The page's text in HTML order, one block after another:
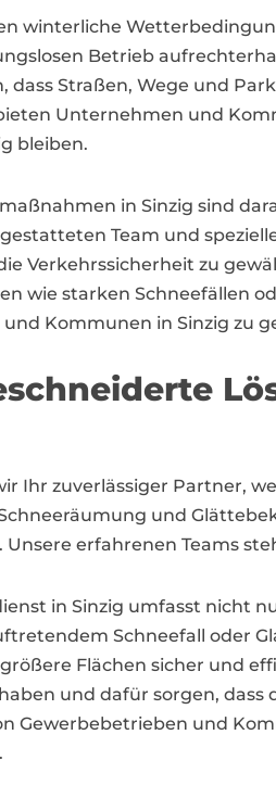
winterliche
Betrieb
dass Straßen, Wege und
Unternehmen und
bleiben.
in Sinzig sind
Team und
Verkehrssicherheit zu
wie starken Schneefällen
Kommunen in Sinzig zu
Ihr zuverlässiger Partner,
und
erfahrenen Teams
in Sinzig umfasst nicht
Schneefall oder
Flächen sicher und
und dafür sorgen,
Gewerbebetrieben und